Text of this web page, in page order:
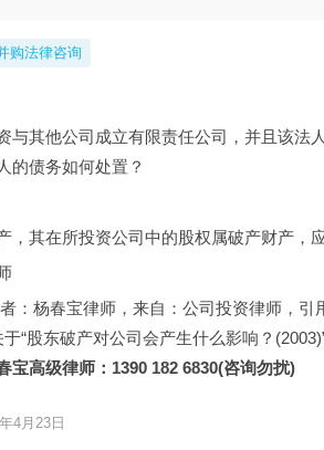
购法律咨询
与其他公司成立有限责任公司，并且该法
的债务如何处置？
，其在所投资公司中的股权属破产财产，
：杨春宝律师，来自：公司投资律师，引
“股东破产对公司会产生什么影响？
宝高级律师：1390 182 6830(咨询勿扰)
4月23日